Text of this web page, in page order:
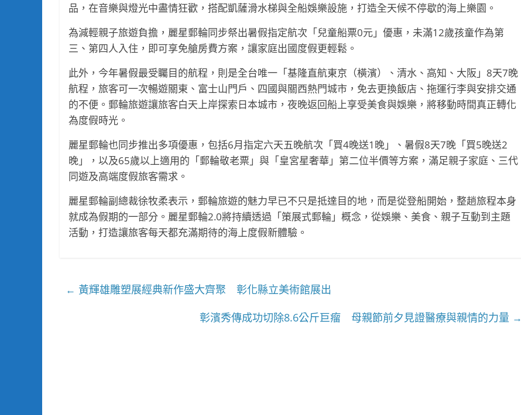
品，在音樂與燈光中盡情狂歡，搭配凱薩滑水梯與全船娛樂設施，打造全天候不停歇的海上樂園。
為減輕親子旅遊負擔，麗星郵輪同步祭出暑假指定航次「兒童船票0元」優惠，未滿12歲孩童作為第
三、第四人入住，即可享免艙房費方案，讓家庭出國度假更輕鬆。
此外，今年暑假最受矚目的航程，則是全台唯一「基隆直航東京（橫濱）、清水、高知、大阪」8天7晚
航程，旅客可一次暢遊關東、富士山門戶、四國與關西熱門城市，免去更換飯店、拖運行李與安排交通
的不便。郵輪旅遊讓旅客白天上岸探索日本城市，夜晚返回船上享受美食與娛樂，將移動時間真正轉化
為度假時光。
麗星郵輪也同步推出多項優惠，包括6月指定六天五晚航次「買4晚送1晚」、暑假8天7晚「買5晚送2
晚」，以及65歲以上適用的「郵輪敬老票」與「皇宮星奢華」第二位半價等方案，滿足親子家庭、三代
同遊及高端度假旅客需求。
麗星郵輪副總裁徐牧柔表示，郵輪旅遊的魅力早已不只是抵達目的地，而是從登船開始，整趟旅程本身
就成為假期的一部分。麗星郵輪2.0將持續透過「策展式郵輪」概念，從娛樂、美食、親子互動到主題
活動，打造讓旅客每天都充滿期待的海上度假新體驗。
← 黃輝雄雕塑展經典新作盛大齊聚 彰化縣立美術館展出
彰濱秀傳成功切除8.6公斤巨瘤 母親節前夕見證醫療與親情的力量 →